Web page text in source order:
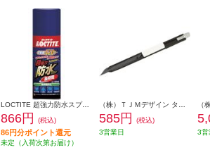
LOCTITE 超強力防水スプレー布用 長時間 DBL-380
866円 (税込)
86円分ポイント還元
未定（入荷次第お届け）
585円
(税込)
3営業日
3営